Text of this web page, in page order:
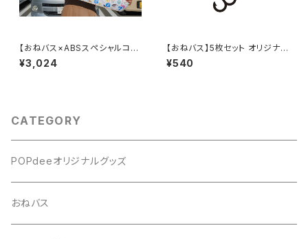
【おねバス×ABSスペシャルコラ
ボ】オリジナルメジャーシート
¥3,024
【おねバス】5枚セット オリジナル
ステッカー
¥540
CATEGORY
POPdeeオリジナルグッズ
おねバス